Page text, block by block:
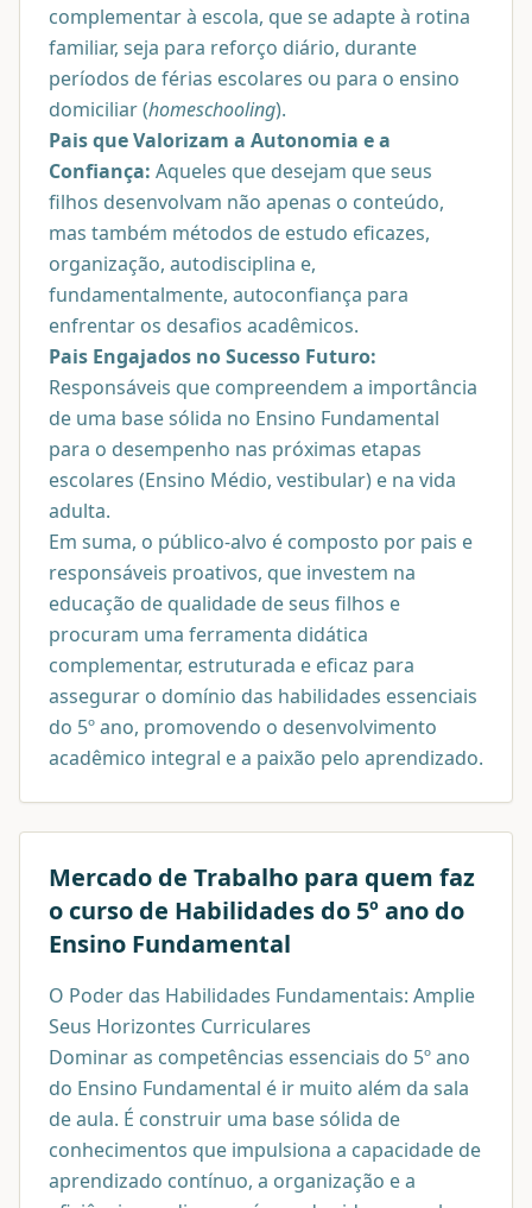
complementar à escola, que se adapte à rotina
familiar, seja para reforço diário, durante
períodos de férias escolares ou para o ensino
domiciliar (homeschooling).
Pais que Valorizam a Autonomia e a
Confiança: Aqueles que desejam que seus
filhos desenvolvam não apenas o conteúdo,
mas também métodos de estudo eficazes,
organização, autodisciplina e,
fundamentalmente, autoconfiança para
enfrentar os desafios acadêmicos.
Pais Engajados no Sucesso Futuro:
Responsáveis que compreendem a importância
de uma base sólida no Ensino Fundamental
para o desempenho nas próximas etapas
escolares (Ensino Médio, vestibular) e na vida
adulta.
Em suma, o público-alvo é composto por pais e
responsáveis proativos, que investem na
educação de qualidade de seus filhos e
procuram uma ferramenta didática
complementar, estruturada e eficaz para
assegurar o domínio das habilidades essenciais
do 5º ano, promovendo o desenvolvimento
acadêmico integral e a paixão pelo aprendizado.
Mercado de Trabalho para quem faz
o curso de Habilidades do 5º ano do
Ensino Fundamental
O Poder das Habilidades Fundamentais: Amplie
Seus Horizontes Curriculares
Dominar as competências essenciais do 5º ano
do Ensino Fundamental é ir muito além da sala
de aula. É construir uma base sólida de
conhecimentos que impulsiona a capacidade de
aprendizado contínuo, a organização e a